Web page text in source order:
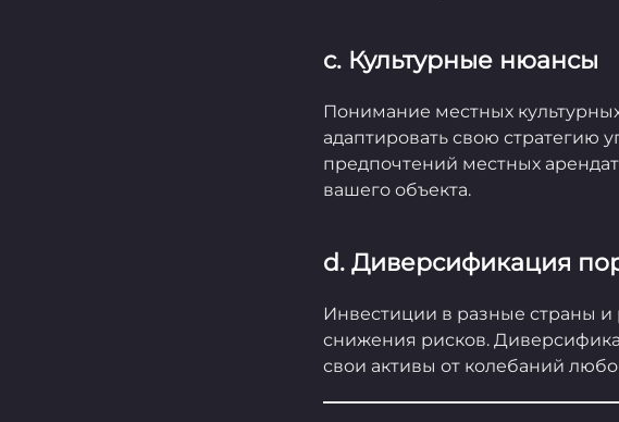
c. Культурные нюансы
Понимание местных
адаптировать свою
предпочтений местных
вашего объекта.
d. Диверсификация
Инвестиции в разные страны и
снижения рисков.
свои активы от колебаний